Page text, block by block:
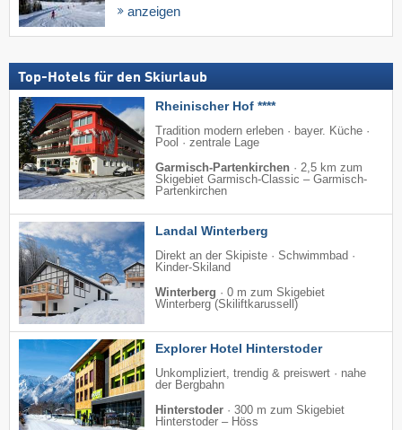
anzeigen
Top-Hotels für den Skiurlaub
Rheinischer Hof ****
Tradition modern erleben · bayer. Küche ·
Pool · zentrale Lage
Garmisch-Partenkirchen · 2,5 km zum
Skigebiet Garmisch-Classic – Garmisch-
Partenkirchen
Landal Winterberg
Direkt an der Skipiste · Schwimmbad ·
Kinder-Skiland
Winterberg · 0 m zum Skigebiet
Winterberg (Skiliftkarussell)
Explorer Hotel Hinterstoder
Unkompliziert, trendig & preiswert · nahe
der Bergbahn
Hinterstoder · 300 m zum Skigebiet
Hinterstoder – Höss